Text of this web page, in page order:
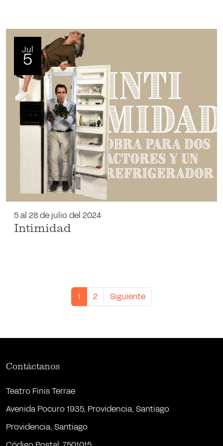
Jul
5
5 al 28 de julio del 2024
Intimidad
1 2 Siguiente
Contáctanos
Teatro Finis Terrae
Avenida Pocuro 1935, Providencia, Santiago
Providencia, Santiago